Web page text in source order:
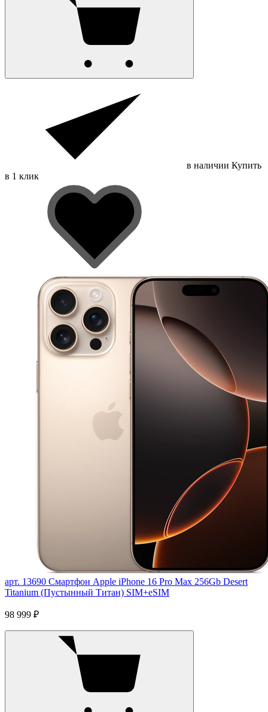
в наличии Купить
в 1 клик
арт. 13690 Смартфон Apple iPhone 16 Pro Max 256Gb Desert
Titanium (Пустынный Титан) SIM+eSIM
98 999 ₽